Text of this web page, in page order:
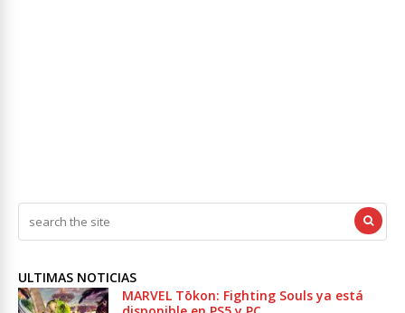
ULTIMAS NOTICIAS
MARVEL Tōkon: Fighting Souls ya está